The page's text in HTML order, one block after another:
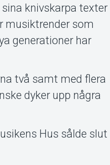
knivskarpa texter
musiktrender som
generationer har
två samt med flera
dyker upp några
Hus sålde slut